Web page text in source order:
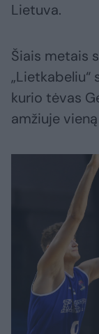
Lietuva.
Šiais metais
„Lietkabeliu“
kurio tėvas
amžiuje